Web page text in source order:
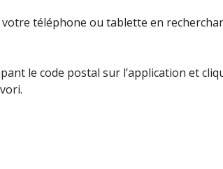
téléphone ou tablette en
le code postal sur l’application et